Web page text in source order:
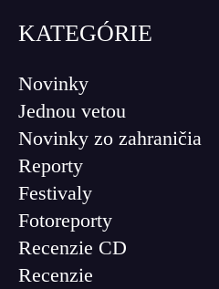
KATEGÓRIE
Novinky
Jednou vetou
Novinky zo zahraničia
Reporty
Festivaly
Fotoreporty
Recenzie CD
Recenzie